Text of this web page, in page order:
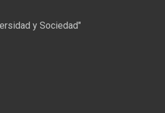
y Sociedad"